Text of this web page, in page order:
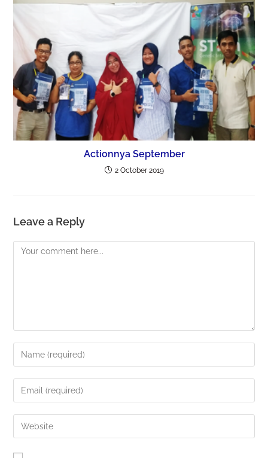
Actionnya September
2 October 2019
Leave a Reply